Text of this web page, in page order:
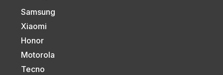
Samsung
Xiaomi
Honor
Motorola
Tecno